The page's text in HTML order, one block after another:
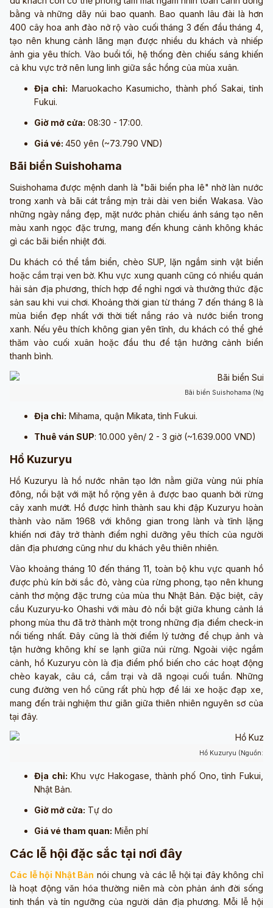
bằng và những dãy núi bao quanh. Bao quanh lâu đài là hơn
400 cây hoa anh đào nở rộ vào cuối tháng 3 đến đầu tháng 4,
tạo nên khung cảnh lãng mạn được nhiều du khách và nhiếp
ảnh gia yêu thích. Vào buổi tối, hệ thống đèn chiếu sáng khiến
cả khu vực trở nên lung linh giữa sắc hồng của mùa xuân.
Địa chỉ: Maruokacho Kasumicho, thành phố Sakai, tỉnh
Fukui.
Giờ mở cửa: 08:30 - 17:00.
Giá vé: 450 yên (~73.790 VND)
Bãi biển Suishohama
Suishohama được mệnh danh là "bãi biển pha lê" nhờ làn nước
trong xanh và bãi cát trắng mịn trải dài ven biển Wakasa. Vào
những ngày nắng đẹp, mặt nước phản chiếu ánh sáng tạo nên
màu xanh ngọc đặc trưng, mang đến khung cảnh không khác
gì các bãi biển nhiệt đới.
Du khách có thể tắm biển, chèo SUP, lặn ngắm sinh vật biển
hoặc cắm trại ven bờ. Khu vực xung quanh cũng có nhiều quán
hải sản địa phương, thích hợp để nghỉ ngơi và thưởng thức đặc
sản sau khi vui chơi. Khoảng thời gian từ tháng 7 đến tháng 8 là
mùa biển đẹp nhất với thời tiết nắng ráo và nước biển trong
xanh. Nếu yêu thích không gian yên tĩnh, du khách có thể ghé
thăm vào cuối xuân hoặc đầu thu để tận hưởng cảnh biển
thanh bình.
Bãi biển Suishohama
Địa chỉ: Mihama, quận Mikata, tỉnh Fukui.
Thuê ván SUP: 10.000 yên/ 2 - 3 giờ (~1.639.000 VND)
Hồ Kuzuryu
Hồ Kuzuryu là hồ nước nhân tạo lớn nằm giữa vùng núi phía
đông, nổi bật với mặt hồ rộng yên ả được bao quanh bởi rừng
cây xanh mướt. Hồ được hình thành sau khi đập Kuzuryu hoàn
thành vào năm 1968 với không gian trong lành và tĩnh lặng
khiến nơi đây trở thành điểm nghỉ dưỡng yêu thích của người
dân địa phương cũng như du khách yêu thiên nhiên.
Vào khoảng tháng 10 đến tháng 11, toàn bộ khu vực quanh hồ
được phủ kín bởi sắc đỏ, vàng của rừng phong, tạo nên khung
cảnh thơ mộng đặc trưng của mùa thu Nhật Bản. Đặc biệt, cây
cầu Kuzuryu-ko Ohashi với màu đỏ nổi bật giữa khung cảnh lá
phong mùa thu đã trở thành một trong những địa điểm check-in
nổi tiếng nhất. Đây cũng là thời điểm lý tưởng để chụp ảnh và
tận hưởng không khí se lạnh giữa núi rừng. Ngoài việc ngắm
cảnh, hồ Kuzuryu còn là địa điểm phổ biến cho các hoạt động
chèo kayak, câu cá, cắm trại và dã ngoại cuối tuần. Những
cung đường ven hồ cũng rất phù hợp để lái xe hoặc đạp xe,
mang đến trải nghiệm thư giãn giữa thiên nhiên nguyên sơ của
tại đây.
Hồ Kuzuryu (Nguồn:
Địa chỉ: Khu vực Hakogase, thành phố Ono, tỉnh Fukui,
Nhật Bản.
Giờ mở cửa: Tự do
Giá vé tham quan: Miễn phí
Các lễ hội đặc sắc tại nơi đây
Các lễ hội Nhật Bản nói chung và các lễ hội tại đây không chỉ
là hoạt động văn hóa thường niên mà còn phản ánh đời sống
tinh thần và tín ngưỡng của người dân địa phương. Mỗi lễ hội